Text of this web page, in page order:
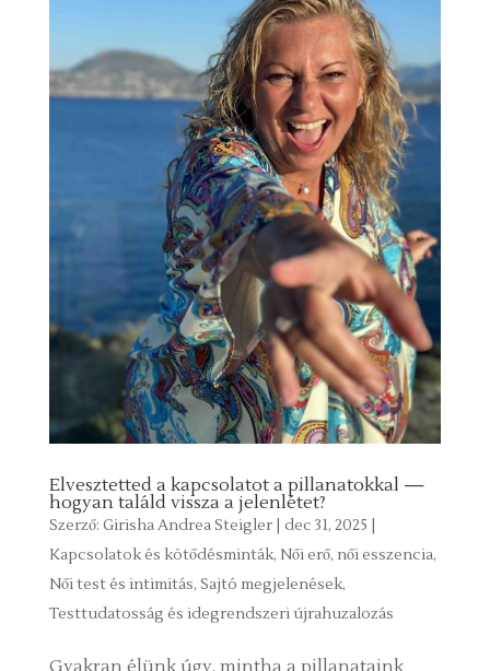
Elvesztetted a kapcsolatot a pillanatokkal —
hogyan találd vissza a jelenlétet?
Szerző: Girisha Andrea Steigler| dec 31, 2025
Kapcsolatok és kötődésminták, Női erő, női esszencia,
Női test és intimitás, Sajtó megjelenések,
Testtudatosság és idegrendszeri újrahuzalozás
Gyakran élünk úgy, mintha a pillanataink